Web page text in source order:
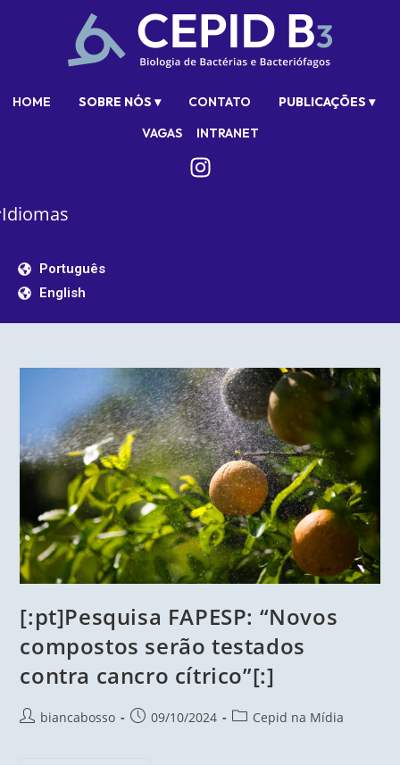
HOME SOBRE NÓS ▾ CONTATO
PUBLICAÇÕES ▾
VAGAS
INTRANET
Idiomas
Português
English
[:pt]Pesquisa FAPESP: “Novos
compostos serão testados
contra cancro cítrico”[:]
biancabosso 09/10/2024 Cepid na Mídia